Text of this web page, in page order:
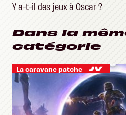
Y a-t-il des jeux à Oscar ?
Dans la
catégorie
La caravane patche